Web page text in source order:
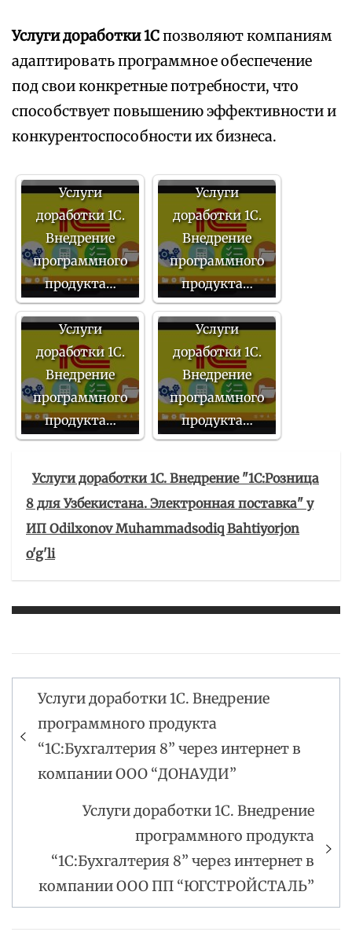
Услуги доработки 1Спозволяют компаниям
адаптировать программное обеспечение
под свои конкретные потребности, что
способствует повышению эффективности и
конкурентоспособности их бизнеса.
Услуги
доработки 1С.
Внедрение
программного
продукта…
Услуги
доработки 1С.
Внедрение
программного
продукта…
Услуги
доработки 1С.
Внедрение
программного
продукта…
Услуги
доработки 1С.
Внедрение
программного
продукта…
Услуги доработки 1С. Внедрение "1С:Розница
8 для Узбекистана. Электронная поставка" у
ИП Odilxonov Muhammadsodiq Bahtiyorjon
o'g'li
Навигация
по
записям
Услуги доработки 1С. Внедрение
программного продукта
“1С:Бухгалтерия 8” через интернет в
компании ООО “ДОНАУДИ”
Услуги доработки 1С. Внедрение
программного продукта
“1С:Бухгалтерия 8” через интернет в
компании ООО ПП “ЮГСТРОЙСТАЛЬ”